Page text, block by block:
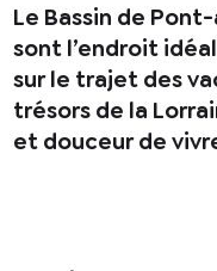
Le Bassin de
sont l’endroit
sur le trajet des
trésors de la
et douceur de